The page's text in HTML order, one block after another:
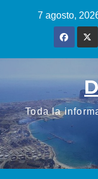
7 agosto,
Toda la